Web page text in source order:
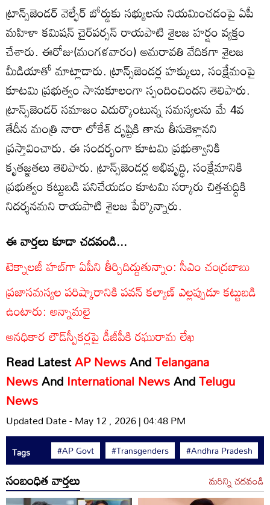
ట్రాన్స్‌జెండర్ వెల్ఫేర్ బోర్డుకు సభ్యులను నియమించడంపై ఏపీ
మహిళా కమిషన్ చైర్‌పర్సన్ రాయపాటి శైలజ హర్షం వ్యక్తం
చేశారు. ఈరోజు(మంగళవారం) అమరావతి వేదికగా శైలజ
మీడియాతో మాట్లాడారు. ట్రాన్స్‌జెండర్ల హక్కులు, సంక్షేమంపై
కూటమి ప్రభుత్వం సానుకూలంగా స్పందించిందని తెలిపారు.
ట్రాన్స్‌జెండర్ సమాజం ఎదుర్కొంటున్న సమస్యలను మే 4వ
తేదీన మంత్రి నారా లోకేశ్ దృష్టికి తాను తీసుకెళ్లానని
ప్రస్తావించారు. ఈ సందర్భంగా కూటమి ప్రభుత్వానికి
కృతజ్ఞతలు తెలిపారు. ట్రాన్స్‌జెండర్ల అభివృద్ధి, సంక్షేమానికి
ప్రభుత్వం కట్టుబడి పనిచేయడం కూటమి సర్కారు చిత్తశుద్ధికి
నిదర్శనమని రాయపాటి శైలజ పేర్కొన్నారు.
ఈ వార్తలు కూడా చదవండి...
టెక్నాలజీ హబ్‌గా ఏపీని తీర్చిదిద్దుతున్నాం: సీఎం చంద్రబాబు
ప్రజాసమస్యల పరిష్కారానికి పవన్ కల్యాణ్ ఎల్లప్పుడూ కట్టుబడి
ఉంటారు: అన్నామలై
అనధికార లౌడ్‌స్పీకర్లపై డీజీపీకి రఘురామ లేఖ
Read LatestAP NewsAndTelangana
NewsAnd International NewsAndTelugu
News
Updated Date - May 12 , 2026 | 04:48 PM
Tags #AP Govt #Transgenders #Andhra Pradesh
సంబంధిత వార్తలు మరిన్ని చదవండి